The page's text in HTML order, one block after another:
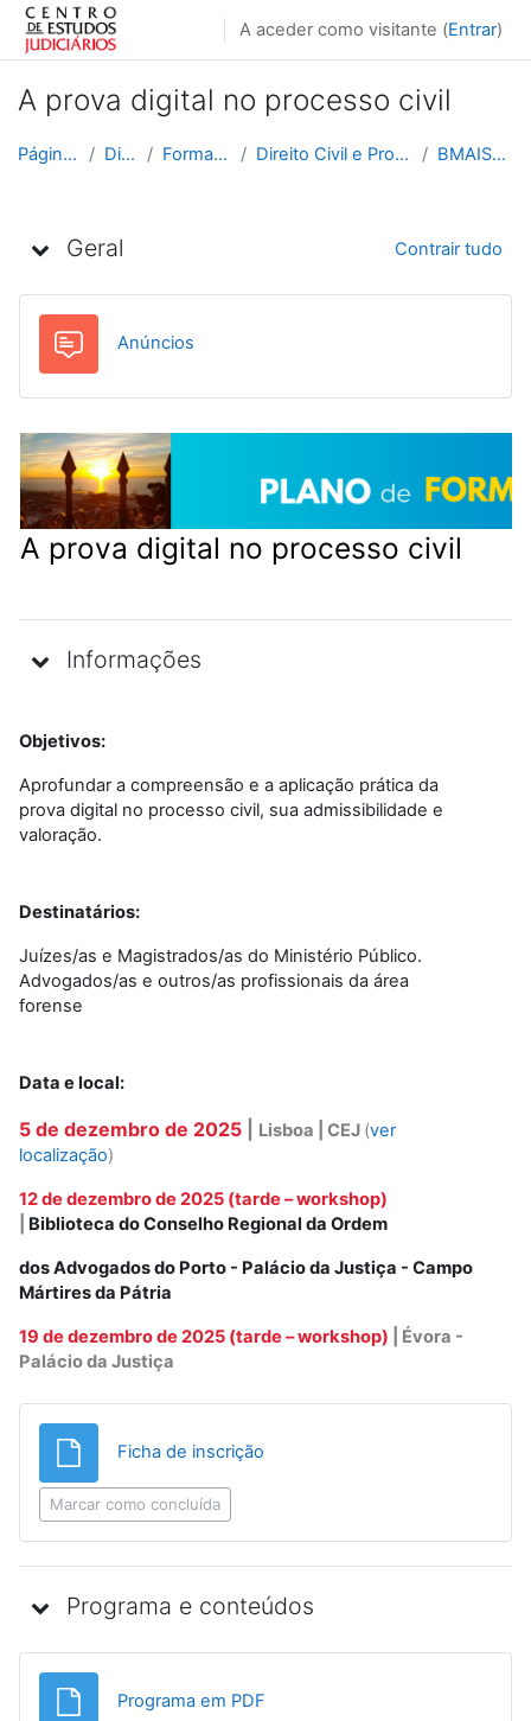
Ir para o conteúdo principal
A aceder como visitante (Entrar)
A prova digital no processo civil
Página principal Disciplinas Formação Contínua Direito Civil e Processual Civil e Comercial BMAIS1L_2025_2026
Geral Contrair tudo
Anúncios
A prova digital no processo civil
Informações
Objetivos:
Aprofundar a compreensão e a aplicação prática da
prova digital no processo civil, sua admissibilidade e
valoração.
Destinatários:
Juízes/as e Magistrados/as do Ministério Público.
Advogados/as e outros/as profissionais da área
forense
Data e local:
5 de dezembro de 2025 Lisboa | CEJ (ver
localização)
12 de dezembro de 2025 (tarde – workshop)
Biblioteca do Conselho Regional da Ordem
dos Advogados do Porto - Palácio da Justiça - Campo
Mártires da Pátria
19 de dezembro de 2025 (tarde – workshop) | Évora -
Palácio da Justiça
Ficha de inscrição
Marcar como concluída
Programa e conteúdos
Programa em PDF